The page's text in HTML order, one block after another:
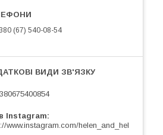
(67) 540-08-54
Instagram
www.instagram.com/helen_and_hel